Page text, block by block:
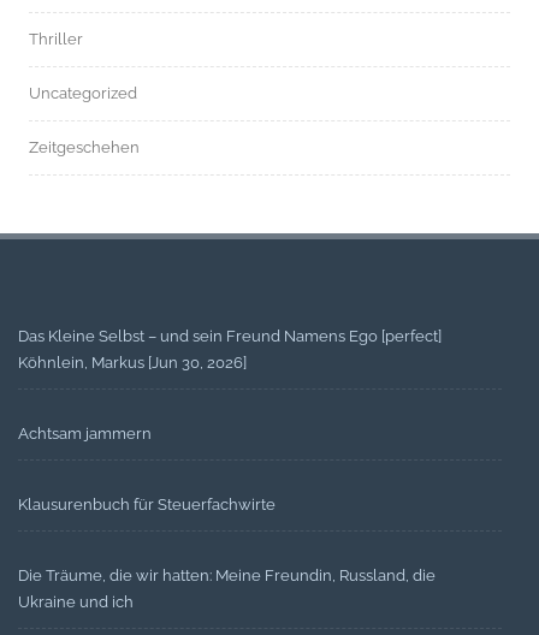
Thriller
Uncategorized
Zeitgeschehen
Das Kleine Selbst – und sein Freund Namens Ego [perfect]
Köhnlein, Markus [Jun 30, 2026]
Achtsam jammern
Klausurenbuch für Steuerfachwirte
Die Träume, die wir hatten: Meine Freundin, Russland, die
Ukraine und ich